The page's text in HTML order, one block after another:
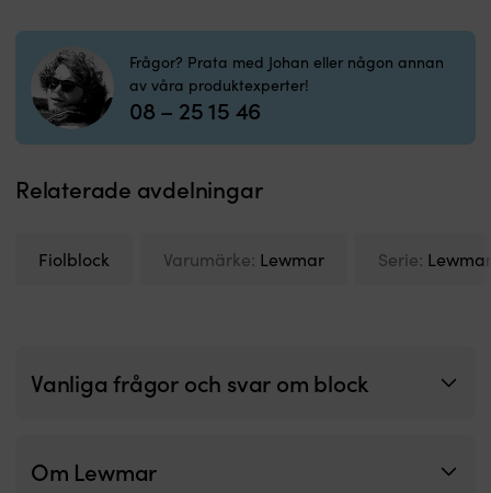
tampar
Ø6
-
10
mm
mängd
Frågor? Prata med Johan eller någon annan
av våra produktexperter!
08 – 25 15 46
Relaterade avdelningar
Fiolblock Varumärke: Lewmar Serie:
Vanliga frågor och svar om block
Om Lewmar